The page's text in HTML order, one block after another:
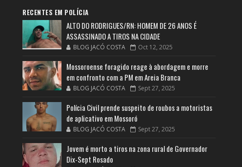
RECENTES EM POLÍCIA
ALTO DO RODRIGUES/RN: HOMEM DE 26 ANOS É
ASSASSINADO A TIROS NA CIDADE
BLOG JACÓ COSTA Oct 12, 2025
Mossoroense foragido reage à abordagem e morre
em confronto com a PM em Areia Branca
BLOG JACÓ COSTA Sept 27, 2025
Polícia Civil prende suspeito de roubos a motoristas
de aplicativo em Mossoró
BLOG JACÓ COSTA Sept 27, 2025
Jovem é morto a tiros na zona rural de Governador
Dix-Sept Rosado